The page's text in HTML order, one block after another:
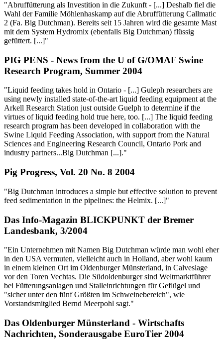
"Abruffütterung als Investition in die Zukunft - [...] Deshalb fiel die
Wahl der Familie Möhlenhaskamp auf die Abruffütterung Callmatic
2 (Fa. Big Dutchman). Bereits seit 15 Jahren wird die gesamte Mast
mit dem System Hydromix (ebenfalls Big Dutchman) flüssig
gefüttert. [...]"
PIG PENS - News from the U of G/OMAF Swine
Research Program, Summer 2004
"Liquid feeding takes hold in Ontario - [...] Guleph researchers are
using newly installed state-of-the-art liquid feeding equipment at the
Arkell Research Station just outside Guelph to determine if the
virtues of liquid feeding hold true here, too. [...] The liquid feeding
research program has been developed in collaboration with the
Swine Liquid Feeding Association, with support from the Natural
Sciences and Engineering Research Council, Ontario Pork and
industry partners...Big Dutchman [...]."
Pig Progress, Vol. 20 No. 8 2004
"Big Dutchman introduces a simple but effective solution to prevent
feed sedimentation in the pipelines: the Helmix. [...]"
Das Info-Magazin BLICKPUNKT der Bremer
Landesbank, 3/2004
"Ein Unternehmen mit Namen Big Dutchman würde man wohl eher
in den USA vermuten, vielleicht auch in Holland, aber wohl kaum
in einem kleinen Ort im Oldenburger Münsterland, in Calveslage
vor den Toren Vechtas. Die Südoldenburger sind Weltmarktführer
bei Fütterungsanlagen und Stalleinrichtungen für Geflügel und
"sicher unter den fünf Größten im Schweinebereich", wie
Vorstandsmitglied Bernd Meerpohl sagt."
Das Oldenburger Münsterland - Wirtschafts
Nachrichten, Sonderausgabe EuroTier 2004